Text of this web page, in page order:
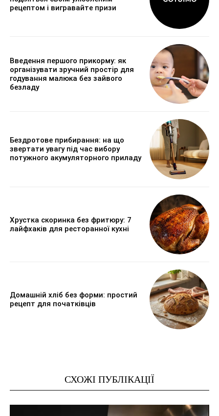
рецептом і вигравайте призи
Введення першого прикорму: як
організувати зручний простір для
годування малюка без зайвого
безладу
Бездротове прибирання: на що
звертати увагу під час вибору
потужного акумуляторного приладу
Хрустка скоринка без фритюру: 7
лайфхаків для ресторанної кухні
Домашній хліб без форми: простий
рецепт для початківців
СХОЖІ ПУБЛІКАЦІЇ